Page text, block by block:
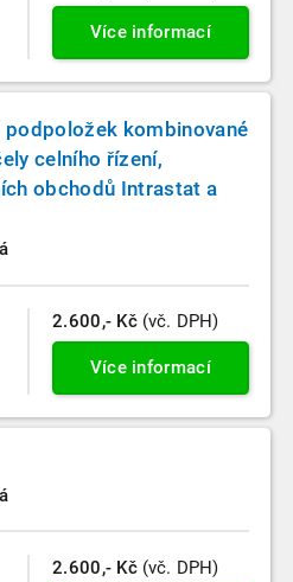
Více informací
kombinované
celního řízení,
obchodů Intrastat a
2.600,- Kč (vč. DPH)
Více informací
2.600,- Kč (vč. DPH)